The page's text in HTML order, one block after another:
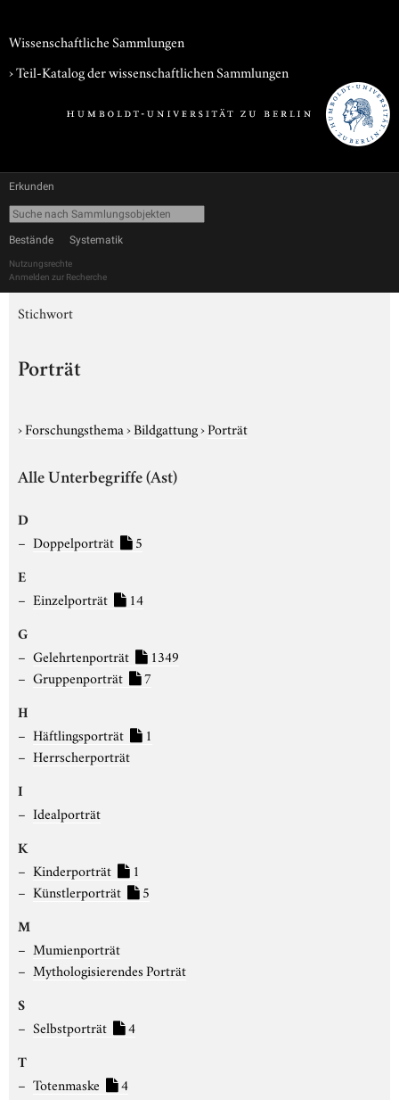
Wissenschaftliche Sammlungen
› Teil-Katalog der wissenschaftlichen Sammlungen
Erkunden
Bestände Systematik
Nutzungsrechte
Anmelden zur Recherche
Stichwort
Porträt
›Forschungsthema›Bildgattung›Porträt
Alle Unterbegriffe (Ast)
D
Doppelporträt 5
E
Einzelporträt 14
G
Gelehrtenporträt
1349
Gruppenporträt
7
H
Häftlingsporträt
1
Herrscherporträt
I
Idealporträt
K
Kinderporträt
1
Künstlerporträt
5
M
Mumienporträt
Mythologisierendes Porträt
S
Selbstporträt 4
T
Totenmaske 4